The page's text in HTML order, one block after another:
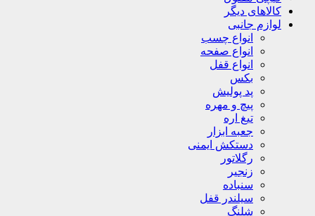
کالاهای دیگر
لوازم جانبی
انواع چسب
انواع صفحه
انواع قفل
بکس
پد پولیش
پیچ و مهره
تیغ اره
جعبه ابزار
دستکش ایمنی
رگلاتور
زنجیر
سنباده
سیلندر قفل
شلنگ